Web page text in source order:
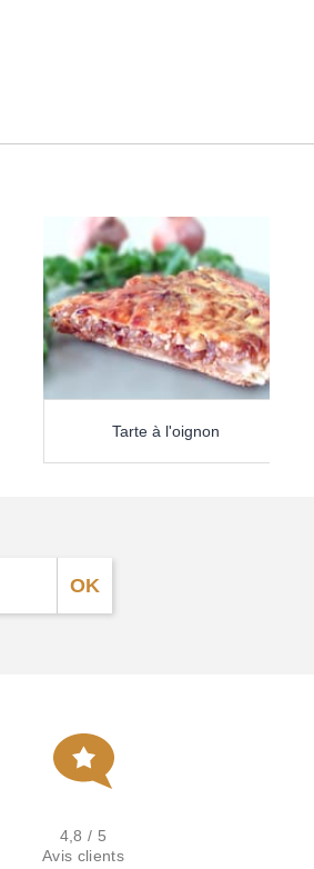
Tarte à l'oignon
4,8 / 5
Avis clients